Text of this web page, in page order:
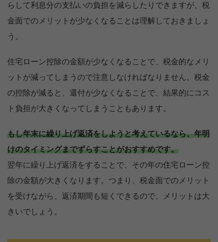
らして利息分の支払いの負担を減らしたりできますが、税
金面でのメリットが少なくなることは理解しておきましょ
う。
住宅ローン控除の金額が少なくなることで、税金的なメリ
ットが減ってしまうので注意しなければなりません。税金
の控除が減ると、還付が少なくなることで、結果的にコス
ト負担が大きくなってしまうこともあります。
もし年末に繰り上げ返済をしようと考えているなら、年明
けのタイミングまでずらすことがおすすめです。
翌年に繰り上げ返済をすることで、その年の住宅ローン控
除の金額が大きくなります。つまり、税金面でのメリット
を受けながら、返済期間も短くできるので、メリットは大
きいでしょう。